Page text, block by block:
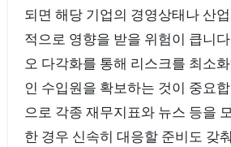
되면 해당 기업의 경영상태나 산
적으로 영향을 받을 위험이 큽니
오 다각화를 통해 리스크를 최소
인 수입원을 확보하는 것이 중요
으로 각종 재무지표와 뉴스 등을
한 경우 신속히 대응할 준비도 갖